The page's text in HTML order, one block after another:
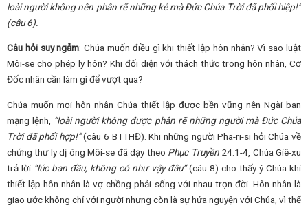
loài người không nên phân rẽ những kẻ mà Đức Chúa Trời đã phối hiệp!”
(câu 6).
Câu hỏi suy ngẫm: Chúa muốn điều gì khi thiết lập hôn nhân? Vì sao luật
Môi-se cho phép ly hôn? Khi đối diện với thách thức trong hôn nhân, Cơ
Đốc nhân cần làm gì để vượt qua?
Chúa muốn mọi hôn nhân Chúa thiết lập được bền vững nên Ngài ban
mạng lệnh,
“loài người không được phân rẽ những người mà Đức Chúa
Trời đã phối hợp!”(câu 6 BTTHĐ). Khi những người Pha-ri-si hỏi Chúa về
chứng thư ly dị ông Môi-se đã dạy theo Phục Truyền24:1-4, Chúa Giê-xu
trả lời “lúc ban đầu, không có như vậy đâu”(câu 8) cho thấy ý Chúa khi
thiết lập hôn nhân là vợ chồng phải sống với nhau trọn đời. Hôn nhân là
giao ước không chỉ với người nhưng còn là sự hứa nguyện với Chúa, vì thế